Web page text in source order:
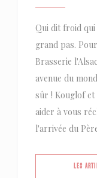
Qui dit froid
grand pas.
Brasserie
avenue du
sûr ! Kouglof et
aider à vous
l'arrivée du
LES